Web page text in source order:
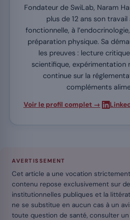
Fondateur de SwiLab, Naram
plus de 12 ans son
fonctionnelle, à
préparation physique. Sa
les preuves : lecture
scientifique, expérimentation
continue sur la
compléments
Voir le profil complet →
AVERTISSEMENT
Cet article a une vocation
contenu repose exclusivement sur
institutionnelles publiques et la
ne se substitue en aucun cas à un
toute question de santé, consulter